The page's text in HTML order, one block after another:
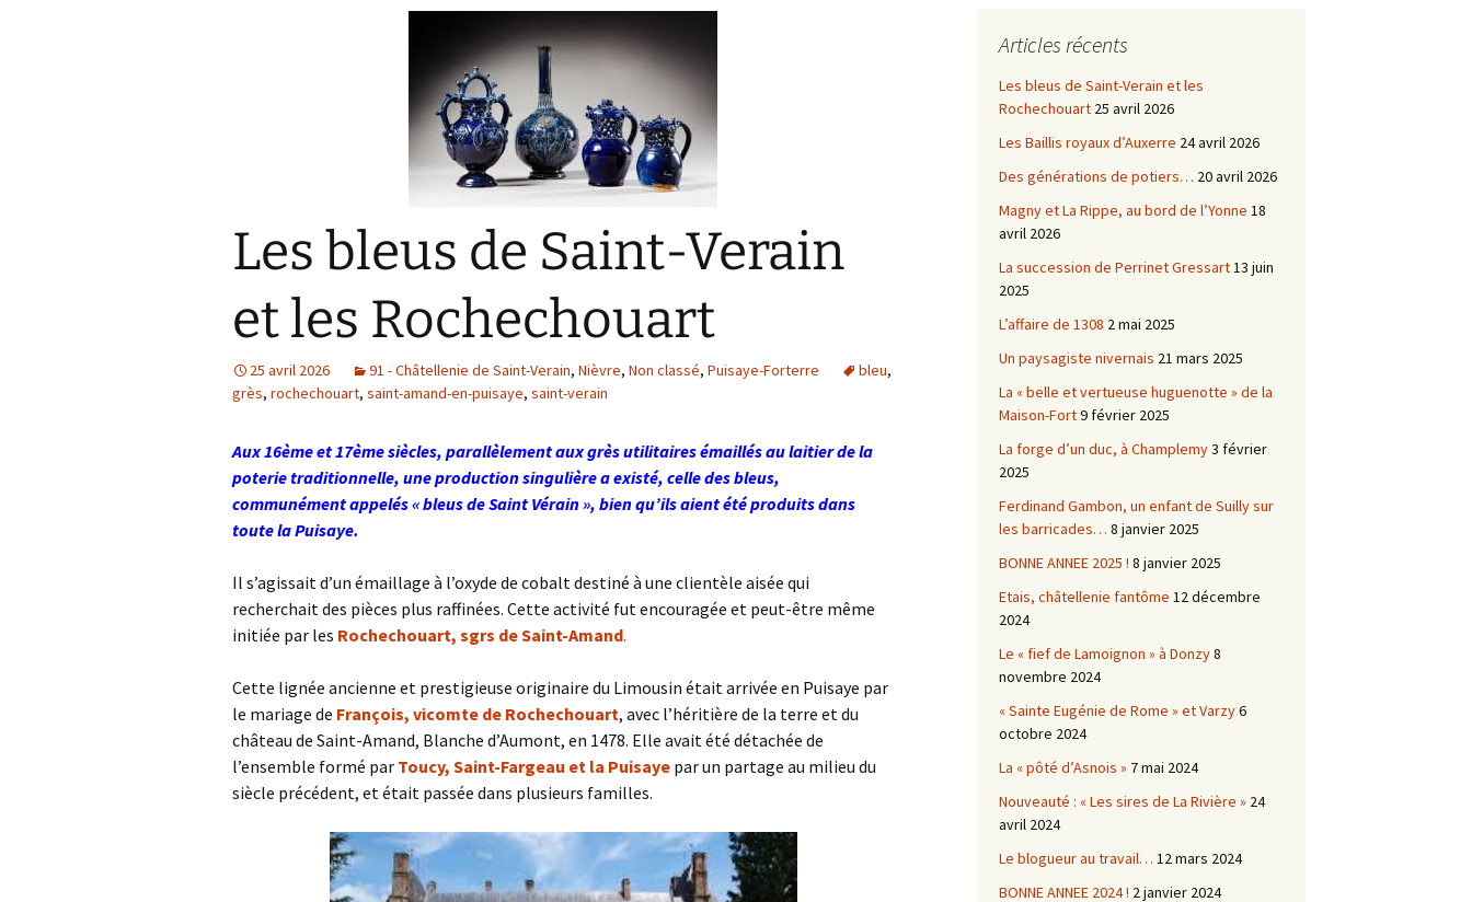
Comté de Gien
Seigneurie de Courtenay
Comté de Sancerre
Châtellenie d’Etais
Châtellenies de Corvol et
Billy
Châtellenie de Chatel-
Les bleus de Saint-Verain
et les Rochechouart
25 avril 2026 91 - Châtellenie de Saint-Verain, Nièvre, Non classé, Puisaye-Forterre bleu,
grès, rochechouart, saint-amand-en-puisaye, saint-verain
Aux 16ème et 17ème siècles, parallèlement aux grès utilitaires émaillés au laitier de la
poterie traditionnelle, une production singulière a existé, celle des bleus,
communément appelés « bleus de Saint Vérain », bien qu’ils aient été produits dans
toute la Puisaye.
Il s’agissait d’un émaillage à l’oxyde de cobalt destiné à une clientèle aisée qui
recherchait des pièces plus raffinées. Cette activité fut encouragée et peut-être même
initiée par les Rochechouart, sgrs de Saint-Amand.
Cette lignée ancienne et prestigieuse originaire du Limousin était arrivée en Puisaye par
le mariage de François, vicomte de Rochechouart, avec l’héritière de la terre et du
château de Saint-Amand, Blanche d’Aumont, en 1478. Elle avait été détachée de
l’ensemble formé par Toucy, Saint-Fargeau et la Puisaye par un partage au milieu du
siècle précédent, et était passée dans plusieurs familles.
Articles récents
Les bleus de Saint-Verain et les
Rochechouart 25 avril 2026
Les Baillis royaux d’Auxerre 24 avril 2026
Des générations de potiers… 20 avril 2026
Magny et La Rippe, au bord de l’Yonne 18
avril 2026
La succession de Perrinet Gressart13 juin
2025
L’affaire de 1308 2 mai 2025
Un paysagiste nivernais 21 mars 2025
La « belle et vertueuse huguenotte » de la
Maison-Fort9 février 2025
La forge d’un duc, à Champlemy3 février
2025
Ferdinand Gambon, un enfant de Suilly sur
les barricades… 8 janvier 2025
BONNE ANNEE 2025 ! 8 janvier 2025
Etais, châtellenie fantôme 12 décembre
2024
Le « fief de Lamoignon » à Donzy8
novembre 2024
« Sainte Eugénie de Rome » et Varzy6
octobre 2024
La « pôté d’Asnois » 7 mai 2024
Nouveauté : « Les sires de La Rivière » 24
avril 2024
Le blogueur au travail… 12 mars 2024
BONNE ANNEE 2024 ! 2 janvier 2024